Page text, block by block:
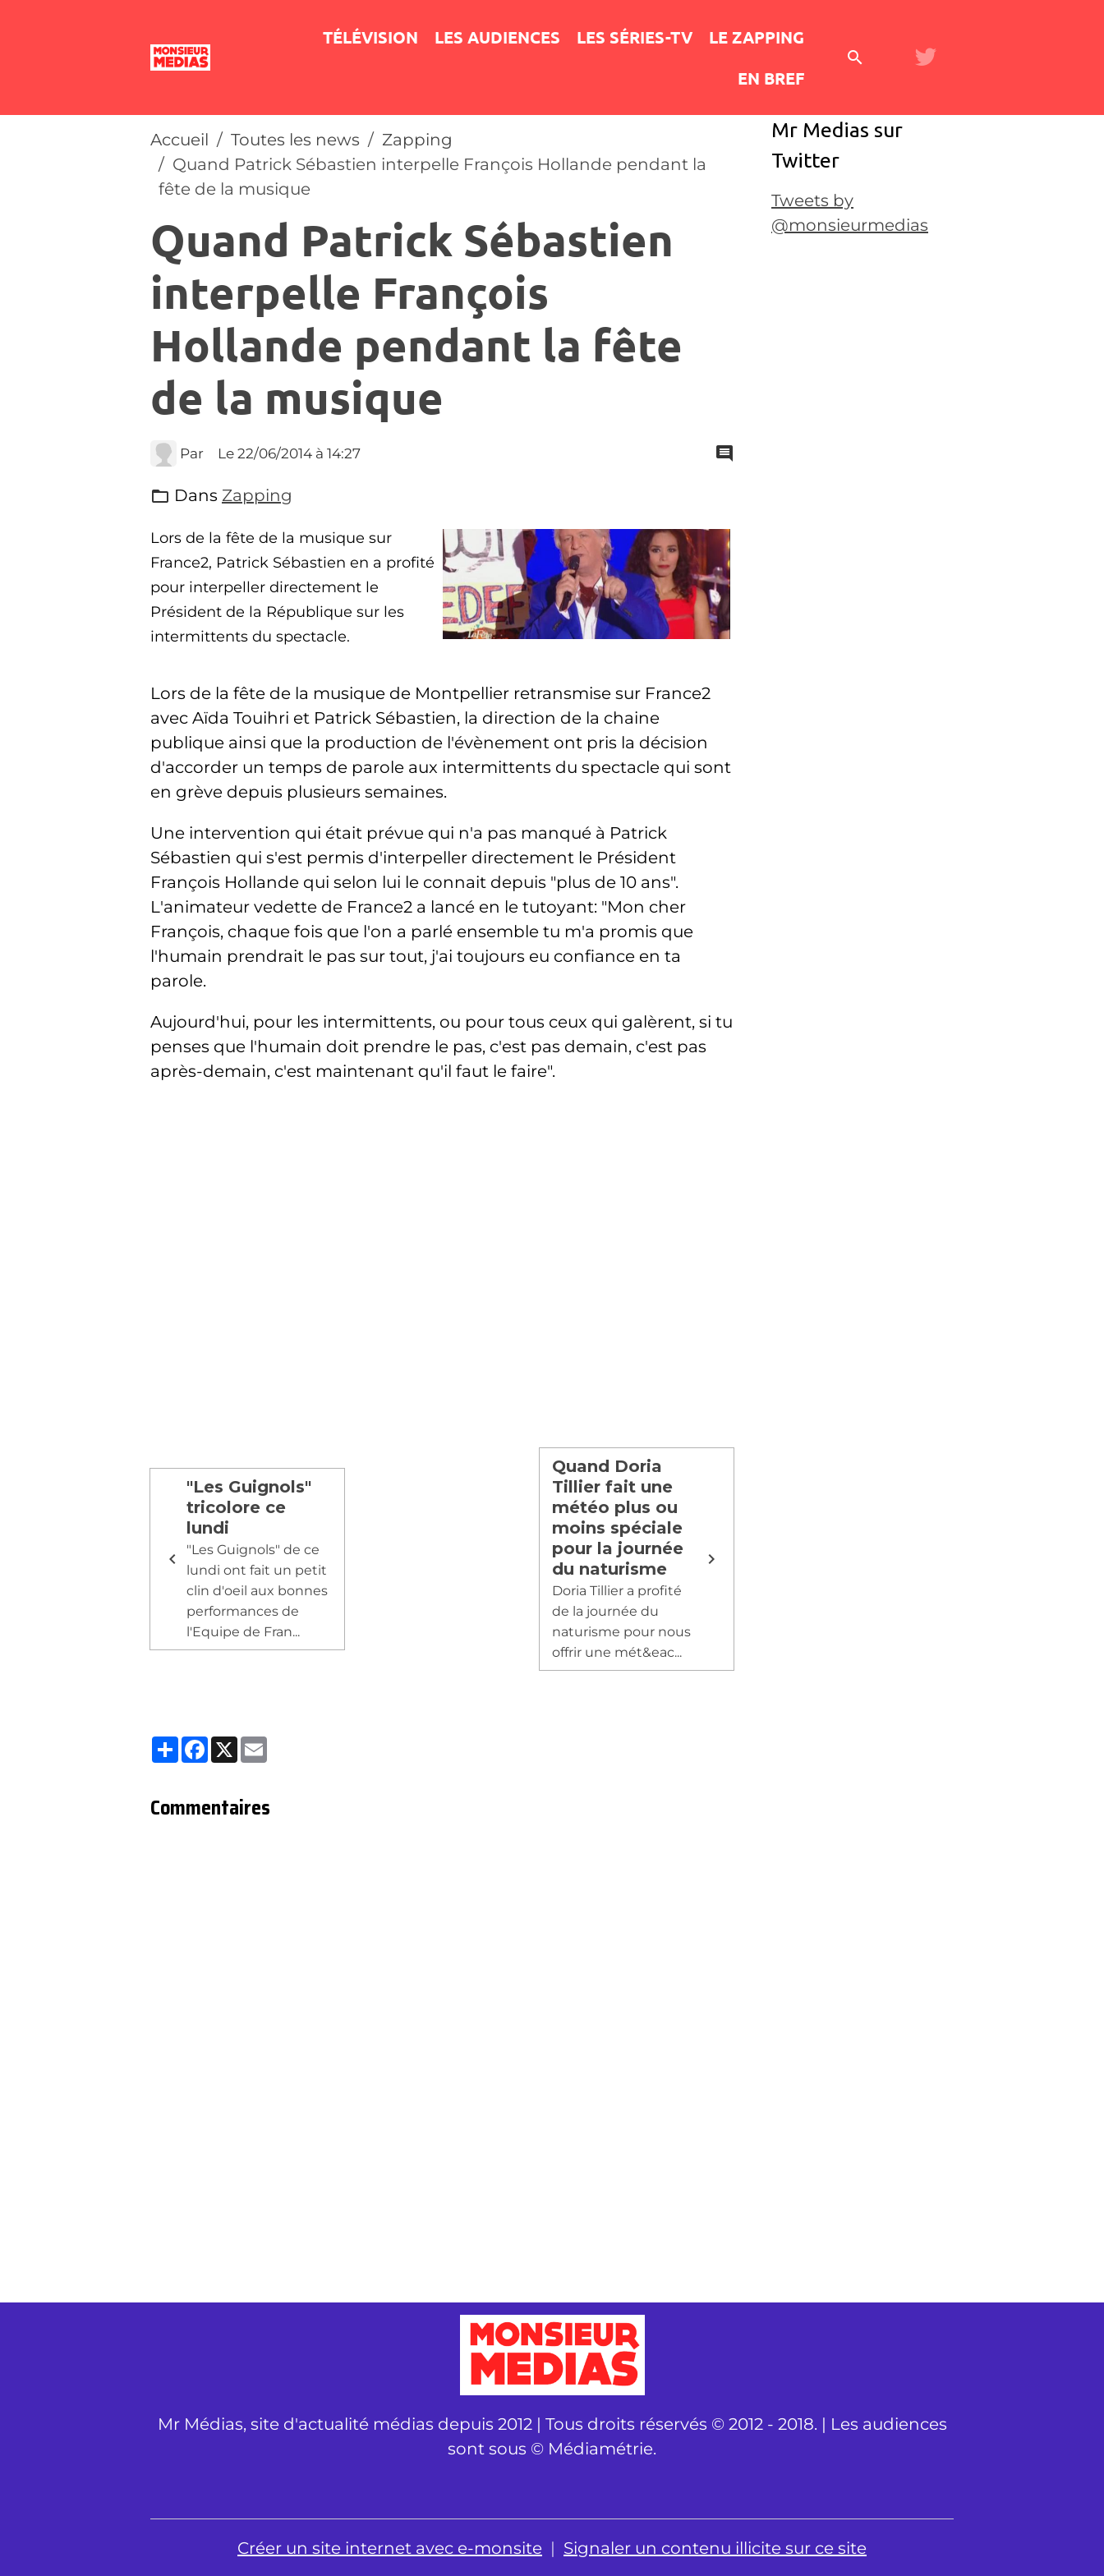
TÉLÉVISION LES AUDIENCES LES SÉRIES-TV
LE ZAPPING
EN BREF
Accueil Toutes les news
Zapping
Quand Patrick Sébastien interpelle François Hollande pendant la
fête de la musique
Quand Patrick Sébastien
interpelle François
Hollande pendant la fête
de la musique
Par Le 22/06/2014 à 14:27
Dans Zapping
Lors de la fête de la musique sur
France2, Patrick Sébastien en a profité
pour interpeller directement le
Président de la République sur les
intermittents du spectacle.
Lors de la fête de la musique de Montpellier retransmise sur France2
avec Aïda Touihri et Patrick Sébastien, la direction de la chaine
publique ainsi que la production de l'évènement ont pris la décision
d'accorder un temps de parole aux intermittents du spectacle qui sont
en grève depuis plusieurs semaines.
Une intervention qui était prévue qui n'a pas manqué à Patrick
Sébastien qui s'est permis d'interpeller directement le Président
François Hollande qui selon lui le connait depuis "plus de 10 ans".
L'animateur vedette de France2 a lancé en le tutoyant: "Mon cher
François, chaque fois que l'on a parlé ensemble tu m'a promis que
l'humain prendrait le pas sur tout, j'ai toujours eu confiance en ta
parole.
Aujourd'hui, pour les intermittents, ou pour tous ceux qui galèrent, si tu
penses que l'humain doit prendre le pas, c'est pas demain, c'est pas
après-demain, c'est maintenant qu'il faut le faire".
"Les Guignols"
tricolore ce
lundi
"Les Guignols" de ce
lundi ont fait un petit
clin d'oeil aux bonnes
performances de
l'Equipe de Fran...
Quand Doria
Tillier fait une
météo plus ou
moins spéciale
pour la journée
du naturisme
Doria Tillier a profité
de la journée du
naturisme pour nous
offrir une mét&eac...
Partager
Facebook
X
Commentaires
Mr Medias sur
Twitter
Tweets by
@monsieurmedias
Mr Médias, site d'actualité médias depuis 2012 | Tous droits réservés © 2012 - 2018. | Les audiences
sont sous © Médiamétrie.
Créer un site internet avec e-monsite Signaler un contenu illicite sur ce site